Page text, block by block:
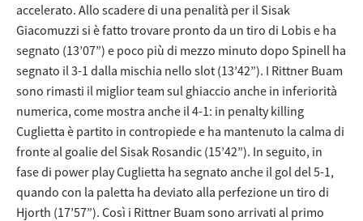
accelerato. Allo scadere di una penalità per il Sisak
Giacomuzzi si è fatto trovare pronto da un tiro di Lobis e ha
segnato (13’07”) e poco più di mezzo minuto dopo Spinell ha
segnato il 3-1 dalla mischia nello slot (13’42”). I Rittner Buam
sono rimasti il miglior team sul ghiaccio anche in inferiorità
numerica, come mostra anche il 4-1: in penalty killing
Cuglietta è partito in contropiede e ha mantenuto la calma di
fronte al goalie del Sisak Rosandic (15’42”). In seguito, in
fase di power play Cuglietta ha segnato anche il gol del 5-1,
quando con la paletta ha deviato alla perfezione un tiro di
Hjorth (17’57”). Così i Rittner Buam sono arrivati al primo